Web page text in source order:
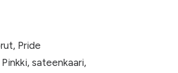
, Pride
Pinkki, sateenkaari,